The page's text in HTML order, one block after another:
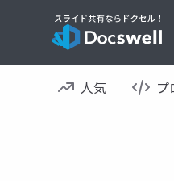
人気 プ